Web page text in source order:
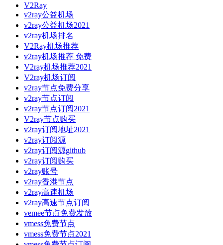
V2Ray
v2ray公益机场
v2ray公益机场2021
v2ray机场排名
V2Ray机场推荐
v2ray机场推荐 免费
V2ray机场推荐2021
V2ray机场订阅
v2ray节点免费分享
v2ray节点订阅
v2ray节点订阅2021
V2ray节点购买
v2ray订阅地址2021
v2ray订阅源
v2ray订阅源github
v2ray订阅购买
v2ray账号
v2ray香港节点
v2ray高速机场
v2ray高速节点订阅
vemee节点免费发放
vmess免费节点
vmess免费节点2021